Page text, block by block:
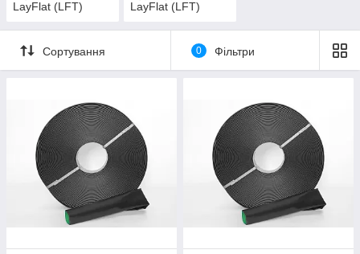
LayFlat (LFT)
LayFlat (LFT)
Сортування 0 Фільтри